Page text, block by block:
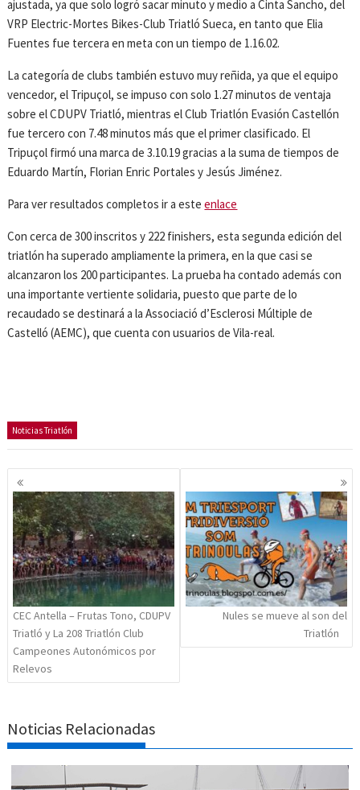
ajustada, ya que solo logró sacar minuto y medio a Cinta Sancho, del
VRP Electric-Mortes Bikes-Club Triatló Sueca, en tanto que Elia
Fuentes fue tercera en meta con un tiempo de 1.16.02.
La categoría de clubs también estuvo muy reñida, ya que el equipo
vencedor, el Tripuçol, se impuso con solo 1.27 minutos de ventaja
sobre el CDUPV Triatló, mientras el Club Triatlón Evasión Castellón
fue tercero con 7.48 minutos más que el primer clasificado. El
Tripuçol firmó una marca de 3.10.19 gracias a la suma de tiempos de
Eduardo Martín, Florian Enric Portales y Jesús Jiménez.
Para ver resultados completos ir a esteenlace
Con cerca de 300 inscritos y 222 finishers, esta segunda edición del
triatlón ha superado ampliamente la primera, en la que casi se
alcanzaron los 200 participantes. La prueba ha contado además con
una importante vertiente solidaria, puesto que parte de lo
recaudado se destinará a la Associació d’Esclerosi Múltiple de
Castelló (AEMC), que cuenta con usuarios de Vila-real.
Noticias Triatlón
Navegación
de
entradas
CEC Antella – Frutas Tono, CDUPV
Triatló y La 208 Triatlón Club
Campeones Autonómicos por
Relevos
Nules se mueve al son del
Triatlón
Noticias Relacionadas